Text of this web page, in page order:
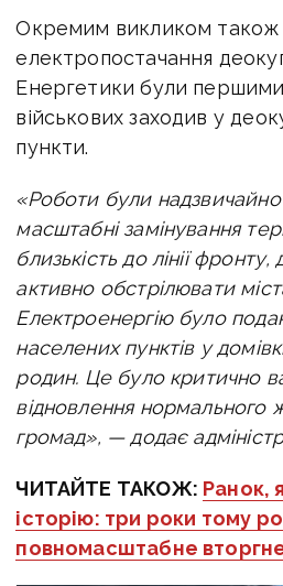
Окремим викликом також
електропостачання
Енергетики були першими,
військових заходив у
пункти.
«Роботи були
масштабні замінування
близькість до лінії
активно обстрілювати
Електроенергію було
населених пунктів у
родин. Це було критично
відновлення нормального
громад», — додає
ЧИТАЙТЕ ТАКОЖ: Ранок,
історію: три роки тому
повномасштабне